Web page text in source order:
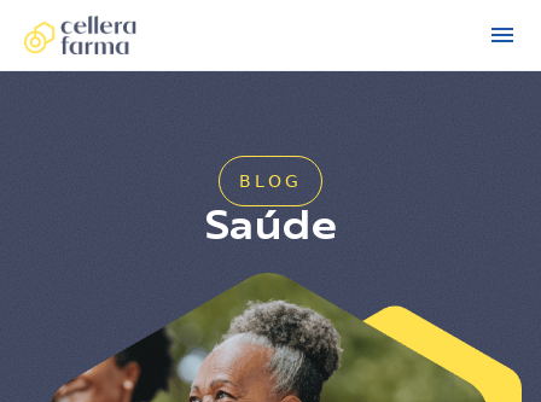
BLOG
Saúde